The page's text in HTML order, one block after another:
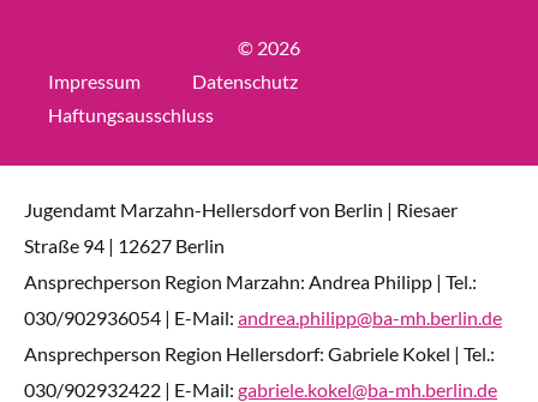
© 2026
Impressum
Datenschutz
Haftungsausschluss
Jugendamt Marzahn-Hellersdorf von Berlin | Riesaer
Straße 94 | 12627 Berlin
Ansprechperson Region Marzahn: Andrea Philipp | Tel.:
030/902936054 | E-Mail: andrea.philipp@ba-mh.berlin.de
Ansprechperson Region Hellersdorf: Gabriele Kokel | Tel.:
030/902932422 | E-Mail: gabriele.kokel@ba-mh.berlin.de